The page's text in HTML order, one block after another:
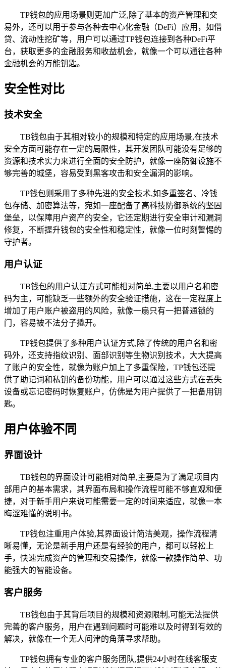
TP钱包的应用场景则更加广泛,除了基本的资产管理和交
易外，还可以用于参与各种去中心化金融（DeFi）应用，如借
贷、流动性挖矿等，用户可以通过TP钱包连接到各种DeFi平
台，获取更多的金融服务和收益机会，就像一个可以通往各种
金融机会的万能钥匙。
安全性对比
技术安全
TB钱包由于其相对较小的规模和特定的应用场景,在技术
安全方面可能存在一定的局限性，其开发团队可能没有足够的
资源和技术实力来进行全面的安全防护，就像一座防御设施不
够完善的城堡，容易受到黑客攻击和安全漏洞的影响。
TP钱包则采用了多种先进的安全技术,如多重签名、冷钱
包存储、加密算法等，宛如一座配备了高科技防御系统的坚固
堡垒，以保障用户资产的安全，它还定期进行安全审计和漏洞
修复，不断提升钱包的安全性和稳定性，就像一位时刻警惕的
守护者。
用户认证
TB钱包的用户认证方式可能相对简单,主要以用户名和密
码为主，可能缺乏一些额外的安全验证措施，这在一定程度上
增加了用户账户被盗用的风险，就像一扇只有一把普通锁的
门，容易被不法分子撬开。
TP钱包提供了多种用户认证方式,除了传统的用户名和密
码外，还支持指纹识别、面部识别等生物识别技术，大大提高
了账户的安全性，就像为账户加上了多重保险，TP钱包还提
供了助记词和私钥的备份功能，用户可以通过这些方式在丢失
设备或忘记密码时恢复账户，仿佛是为用户提供了一把备用钥
匙。
用户体验不同
界面设计
TB钱包的界面设计可能相对简单,主要是为了满足项目内
部用户的基本需求，其界面布局和操作流程可能不够直观和便
捷，对于新手用户来说可能需要一定的时间来适应，就像一本
晦涩难懂的说明书。
TP钱包注重用户体验,其界面设计简洁美观，操作流程清
晰易懂，无论是新手用户还是有经验的用户，都可以轻松上
手，快速完成资产的管理和交易操作，就像一款操作简单、功
能强大的智能设备。
客户服务
TB钱包由于其背后项目的规模和资源限制,可能无法提供
完善的客户服务，用户在遇到问题时可能难以及时得到有效的
解决，就像在一个无人问津的角落寻求帮助。
TP钱包拥有专业的客户服务团队,提供24小时在线客服支